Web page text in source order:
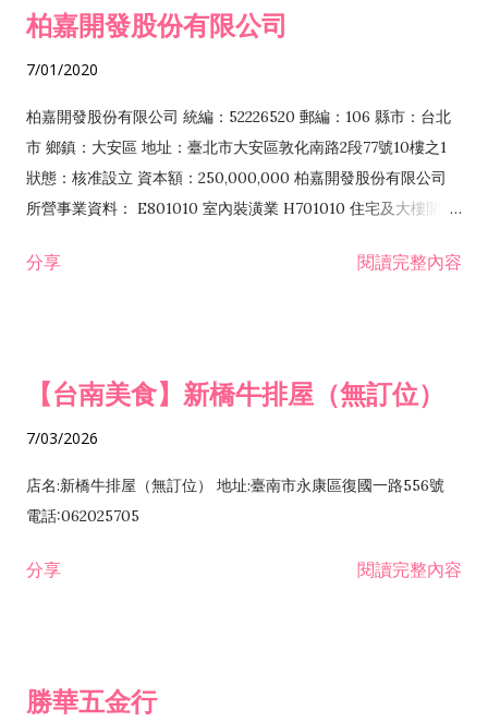
柏嘉開發股份有限公司
7/01/2020
柏嘉開發股份有限公司 統編：52226520 郵編：106 縣市：台北
市 鄉鎮：大安區 地址：臺北市大安區敦化南路2段77號10樓之1
狀態：核准設立 資本額：250,000,000 柏嘉開發股份有限公司
所營事業資料： E801010 室內裝潢業 H701010 住宅及大樓開發
發業 H703090 不動產買賣業 H703100 不動產租賃業 I503010
分享 閱讀完整內容
【台南美食】新橋牛排屋（無訂位）
7/03/2026
店名:新橋牛排屋（無訂位） 地址:臺南市永康區復國一路556號
電話:062025705
分享 閱讀完整內容
勝華五金行